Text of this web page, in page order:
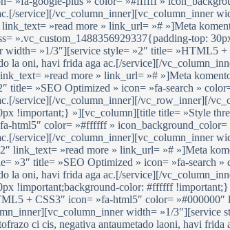
service][/vc_column_inner][vc_column_inner
»read more » link_url= »# »]Meta
».vc_custom_1488356929337{padding-top:
»1/3″][service style= »2″ title= »HTML5 +
la oni, havi frida aga ac.[/service][/
»read more » link_url= »# »]Meta
»SEO Optimized » icon= »fa-search »
service][/vc_column_inner][/vc_row_inner][/
!important;} »][vc_column][title title= »Style
color= »#ffffff » icon_background_color=
service][/vc_column_inner][vc_column_inner
»read more » link_url= »# »]Meta
»3″ title= »SEO Optimized » icon= »fa-search
la oni, havi frida aga ac.[/service][/
!important;background-color: #ffffff
+ CSS3″ icon= »fa-html5″ color=
width= »1/3″][service
ci cis, negativa antaumetado laoni, havi